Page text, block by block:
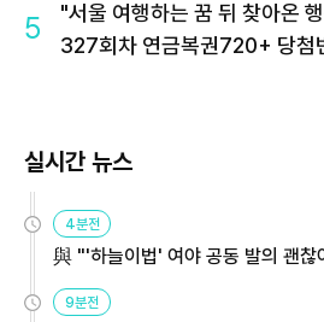
5
"서울 여행하는 꿈 뒤 찾아온
327회차 연금복권720+ 당첨
실시간 뉴스
4분전
與 "'하늘이법' 여야 공동 발의 괜
9분전